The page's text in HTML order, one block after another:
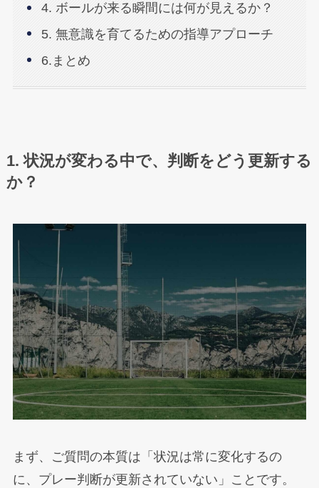
4. ボールが来る瞬間には何が見えるか？
5. 無意識を育てるための指導アプローチ
6.まとめ
1. 状況が変わる中で、判断をどう更新する
か？
まず、ご質問の本質は「状況は常に変化するの
に、プレー判断が更新されていない」ことです。